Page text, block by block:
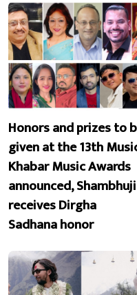
Honors and prizes to
given at the 13th
Khabar Music Awards
announced,
receives Dirgha
Sadhana honor